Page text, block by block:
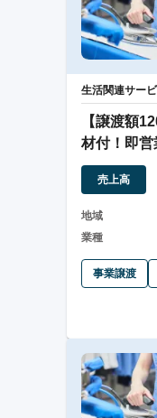
生活関連サー
【譲渡額
材付！即
ジオ/千葉
売上高
地域
業種
事業譲渡